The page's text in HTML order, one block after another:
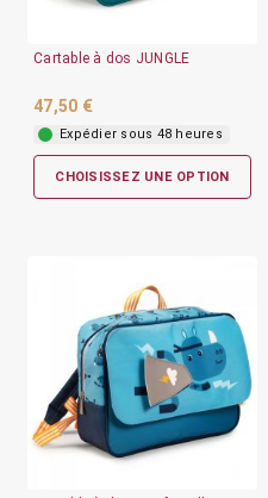
Cartable à dos JUNGLE
47,50 €
Expédier sous 48 heures
CHOISISSEZ UNE OPTION